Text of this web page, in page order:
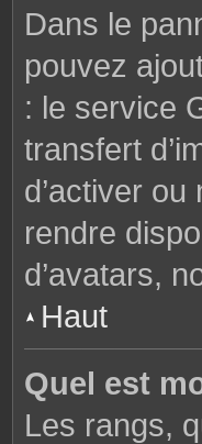
Dans le
pouvez
: le service
transfert
d’activer
rendre
d’avatars,
Haut
Quel est
Les rangs,